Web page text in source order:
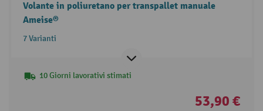
Volante in poliuretano per transpallet manuale
Ameise®
7 Varianti
10 Giorni lavorativi stimati
53,90 €